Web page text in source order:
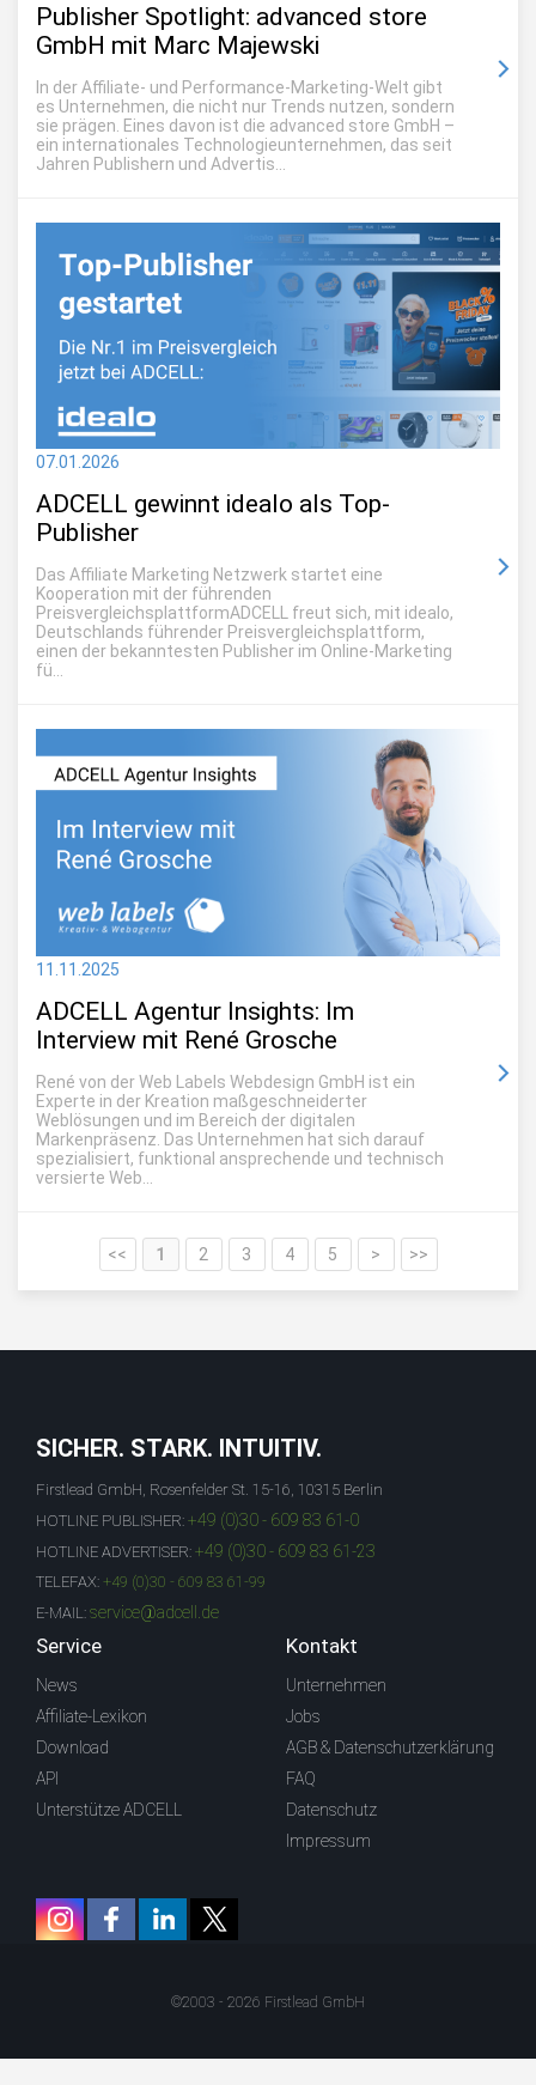
Publisher Spotlight: advanced store
GmbH mit Marc Majewski
In der Affiliate- und Performance-Marketing-Welt gibt
es Unternehmen, die nicht nur Trends nutzen, sondern
sie prägen. Eines davon ist die advanced store GmbH –
ein internationales Technologieunternehmen, das seit
Jahren Publishern und Advertis...
07.01.2026
ADCELL gewinnt idealo als Top-
Publisher
Das Affiliate Marketing Netzwerk startet eine
Kooperation mit der führenden
PreisvergleichsplattformADCELL freut sich, mit idealo,
Deutschlands führender Preisvergleichsplattform,
einen der bekanntesten Publisher im Online-Marketing
fü...
11.11.2025
ADCELL Agentur Insights: Im
Interview mit René Grosche
René von der Web Labels Webdesign GmbH ist ein
Experte in der Kreation maßgeschneiderter
Weblösungen und im Bereich der digitalen
Markenpräsenz. Das Unternehmen hat sich darauf
spezialisiert, funktional ansprechende und technisch
versierte Web...
<< 1 2 3 4 5 > >>
SICHER. STARK. INTUITIV.
Firstlead GmbH, Rosenfelder St. 15-16, 10315 Berlin
HOTLINE PUBLISHER: +49 (0)30 - 609 83 61-0
HOTLINE ADVERTISER: +49 (0)30 - 609 83 61-23
TELEFAX: +49 (0)30 - 609 83 61-99
E-MAIL: service@adcell.de
Service
News
Affiliate-Lexikon
Download
API
Unterstütze ADCELL
Kontakt
Unternehmen
Jobs
AGB & Datenschutzerklärung
FAQ
Datenschutz
Impressum
©2003 - 2026 Firstlead GmbH